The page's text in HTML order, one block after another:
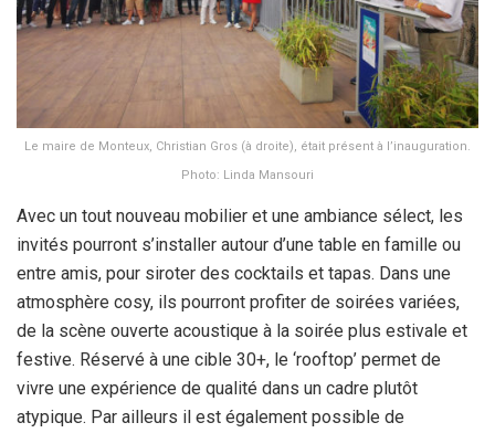
Le maire de Monteux, Christian Gros (à droite), était présent à l’inauguration.
Photo: Linda Mansouri
Avec un tout nouveau mobilier et une ambiance sélect, les
invités pourront s’installer autour d’une table en famille ou
entre amis, pour siroter des cocktails et tapas. Dans une
atmosphère cosy, ils pourront profiter de soirées variées,
de la scène ouverte acoustique à la soirée plus estivale et
festive. Réservé à une cible 30+, le ‘rooftop’ permet de
vivre une expérience de qualité dans un cadre plutôt
atypique. Par ailleurs il est également possible de